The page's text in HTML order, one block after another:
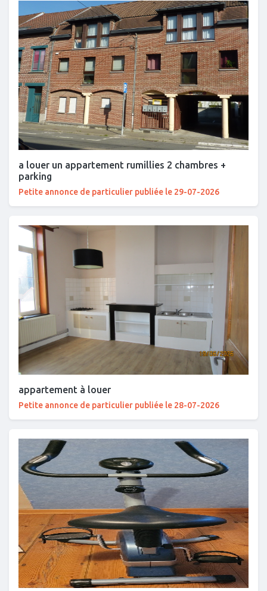
a louer un appartement rumillies 2 chambres +
parking
Petite annonce de particulier publiée le 29-07-2026
appartement à louer
Petite annonce de particulier publiée le 28-07-2026